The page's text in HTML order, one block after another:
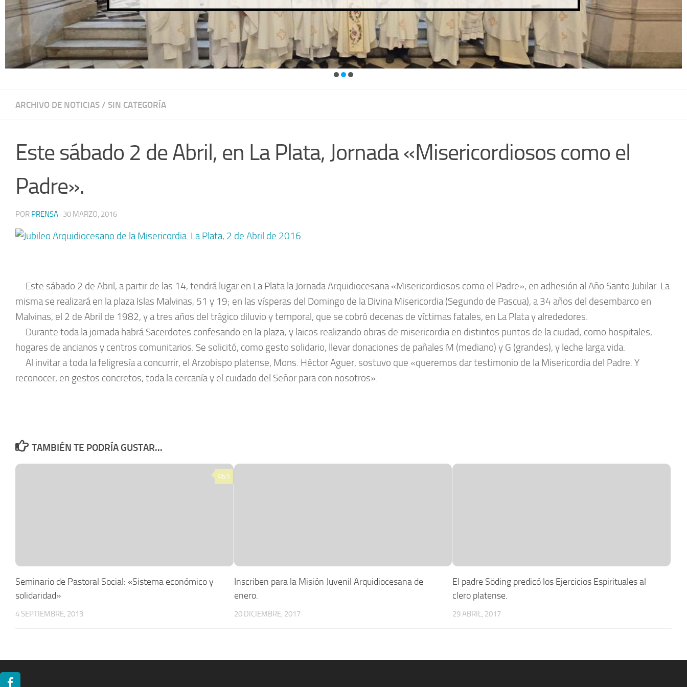
ARCHIVO DE NOTICIAS / SIN CATEGORÍA
Este sábado 2 de Abril, en La Plata, Jornada «Misericordiosos como el
Padre».
POR PRENSA · 30 MARZO, 2016
Este sábado 2 de Abril, a partir de las 14, tendrá lugar en La Plata la Jornada Arquidiocesana «Misericordiosos como el Padre», en adhesión al Año Santo Jubilar. La
misma se realizará en la plaza Islas Malvinas, 51 y 19; en las vísperas del Domingo de la Divina Misericordia (Segundo de Pascua), a 34 años del desembarco en
Malvinas, el 2 de Abril de 1982, y a tres años del trágico diluvio y temporal, que se cobró decenas de víctimas fatales, en La Plata y alrededores.
Durante toda la jornada habrá Sacerdotes confesando en la plaza; y laicos realizando obras de misericordia en distintos puntos de la ciudad; como hospitales,
hogares de ancianos y centros comunitarios. Se solicitó, como gesto solidario, llevar donaciones de pañales M (mediano) y G (grandes), y leche larga vida.
Al invitar a toda la feligresía a concurrir, el Arzobispo platense, Mons. Héctor Aguer, sostuvo que «queremos dar testimonio de la Misericordia del Padre. Y
reconocer, en gestos concretos, toda la cercanía y el cuidado del Señor para con nosotros».
TAMBIÉN TE PODRÍA GUSTAR...
0
Seminario de Pastoral Social: «Sistema económico y
solidaridad»
4 SEPTIEMBRE, 2013
Inscriben para la Misión Juvenil Arquidiocesana de
enero.
20 DICIEMBRE, 2017
El padre Söding predicó los Ejercicios Espirituales al
clero platense.
29 ABRIL, 2017